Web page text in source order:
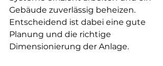
Gebäude zuverlässig beheizen.
Entscheidend ist dabei eine gute
Planung und die richtige
Dimensionierung der Anlage.